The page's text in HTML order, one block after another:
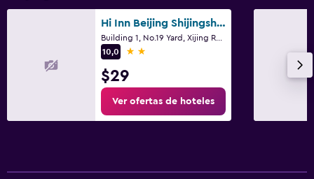
Hi Inn Beijing Shijingshan Pingguo Yuan Metro Station
10,0
2 estrellas
$29
Ver ofertas de hoteles